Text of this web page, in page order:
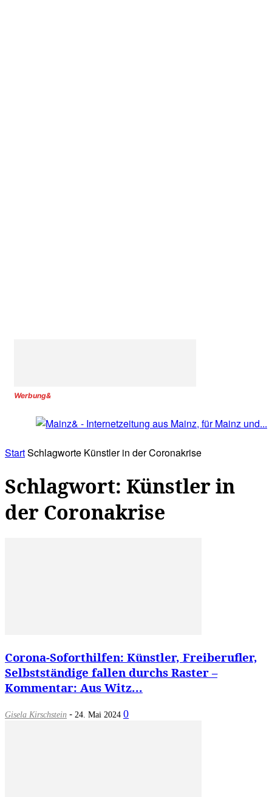
Werbung&
StartSchlagworte Künstler in der Coronakrise
Schlagwort: Künstler in
der Coronakrise
Corona-Soforthilfen: Künstler, Freiberufler,
Selbstständige fallen durchs Raster –
Kommentar: Aus Witz...
Gisela Kirschstein - 24. Mai 2024 0